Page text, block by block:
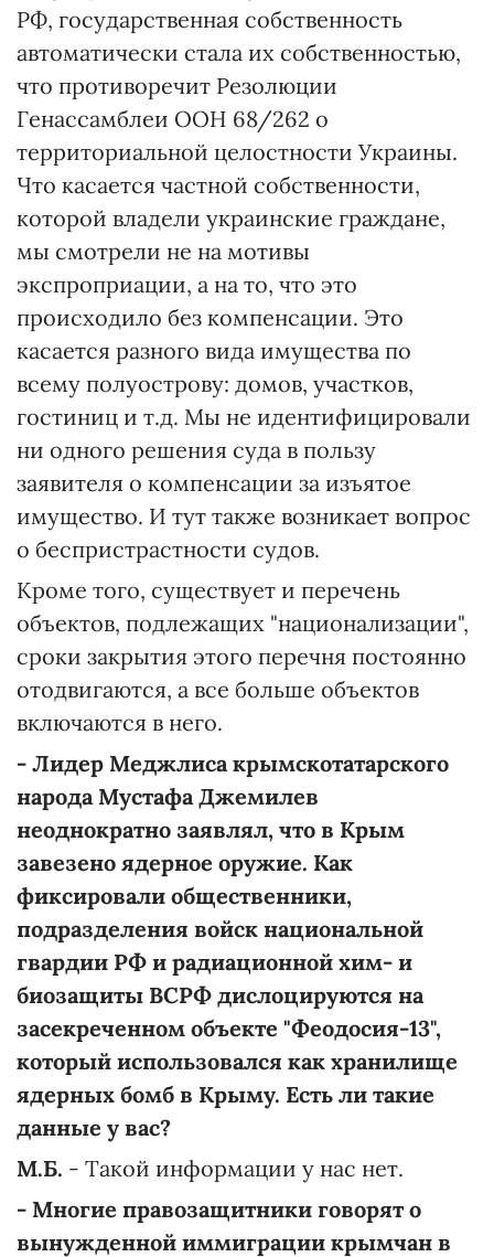
РФ, государственная собственность
автоматически стала их собственностью,
что противоречит Резолюции
Генассамблеи ООН 68/262 о
территориальной целостности Украины.
Что касается частной собственности,
которой владели украинские граждане,
мы смотрели не на мотивы
экспроприации, а на то, что это
происходило без компенсации. Это
касается разного вида имущества по
всему полуострову: домов, участков,
гостиниц и т.д. Мы не идентифицировали
ни одного решения суда в пользу
заявителя о компенсации за изъятое
имущество. И тут также возникает вопрос
о беспристрастности судов.
Кроме того, существует и перечень
объектов, подлежащих "национализации",
сроки закрытия этого перечня постоянно
отодвигаются, а все больше объектов
включаются в него.
- Лидер Меджлиса крымскотатарского
народа Мустафа Джемилев
неоднократно заявлял, что в Крым
завезено ядерное оружие. Как
фиксировали общественники,
подразделения войск национальной
гвардии РФ и радиационной хим- и
биозащиты ВСРФ дислоцируются на
засекреченном объекте "Феодосия-13",
который использовался как хранилище
ядерных бомб в Крыму. Есть ли такие
данные у вас?
М.Б. - Такой информации у нас нет.
- Многие правозащитники говорят о
вынужденной иммиграции крымчан в